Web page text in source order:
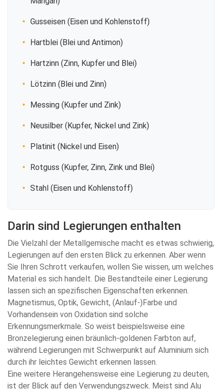
Gusseisen (Eisen und Kohlenstoff)
Hartblei (Blei und Antimon)
Hartzinn (Zinn, Kupfer und Blei)
Lötzinn (Blei und Zinn)
Messing (Kupfer und Zink)
Neusilber (Kupfer, Nickel und Zink)
Platinit (Nickel und Eisen)
Rotguss (Kupfer, Zinn, Zink und Blei)
Stahl (Eisen und Kohlenstoff)
Darin sind Legierungen enthalten
Die Vielzahl der Metallgemische macht es etwas schwierig,
Legierungen auf den ersten Blick zu erkennen. Aber wenn
Sie Ihren Schrott verkaufen, wollen Sie wissen, um welches
Material es sich handelt. Die Bestandteile einer Legierung
lassen sich an spezifischen Eigenschaften erkennen.
Magnetismus, Optik, Gewicht, (Anlauf-)Farbe und
Vorhandensein von Oxidation sind solche
Erkennungsmerkmale. So weist beispielsweise eine
Bronzelegierung einen bräunlich-goldenen Farbton auf,
während Legierungen mit Schwerpunkt auf Aluminium sich
durch ihr leichtes Gewicht erkennen lassen.
Eine weitere Herangehensweise eine Legierung zu deuten,
ist der Blick auf den Verwendungszweck. Meist sind Alu